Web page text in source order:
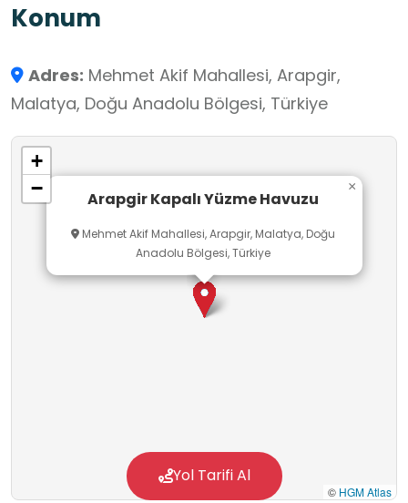
Konum
Adres: Mehmet Akif Mahallesi, Arapgir,
Malatya, Doğu Anadolu Bölgesi, Türkiye
Arapgir Kapalı Yüzme Havuzu
Mehmet Akif Mahallesi, Arapgir, Malatya, Doğu
Anadolu Bölgesi, Türkiye
×
+
−
© HGM Atlas
Yol Tarifi Al